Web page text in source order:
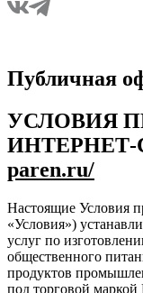
Публичная
УСЛОВИЯ
ИНТЕРНЕТ-
paren.ru/
Настоящие Условия
«Условия»)
услуг по
общественного
продуктов
под торговой маркой